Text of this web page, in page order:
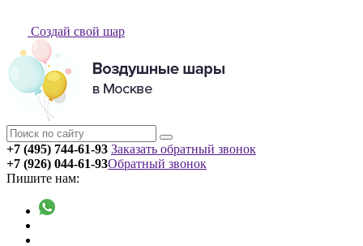
Создай свой шар
+7 (495) 744-61-93 Заказать обратный звонок
+7 (926) 044-61-93
Пишите нам:
Обратный звонок